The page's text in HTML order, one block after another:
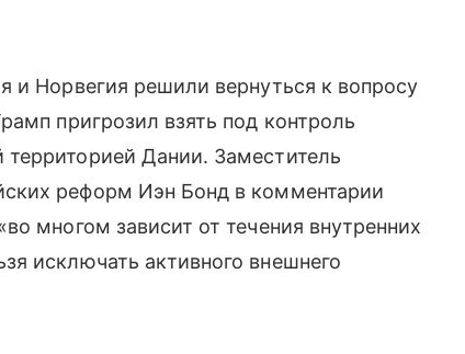
и Норвегия решили вернуться к вопросу
пригрозил взять под контроль
территорией Дании. Заместитель
реформ Иэн Бонд в комментарии
многом зависит от течения внутренних
исключать активного внешнего